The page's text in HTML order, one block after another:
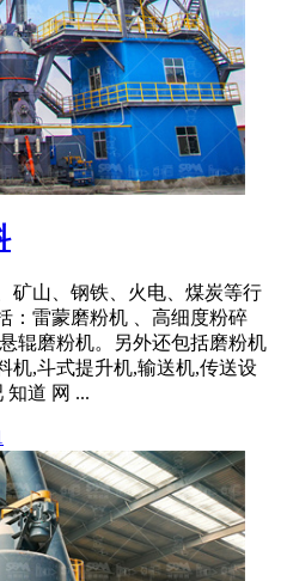
矿山、钢铁、火电、煤炭等行
：雷蒙磨粉机 、高细度粉碎
辊磨粉机。另外还包括磨粉机
机,斗式提升机,输送机,传送设
知道 网 ...